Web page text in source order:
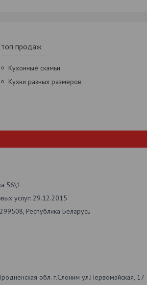
топ продаж
Кухонные скамьи
Кухни разных размеров
56\1
услуг: 29.12.2015
Республика Беларусь
обл. г.Слоним ул.Первомайская, 17